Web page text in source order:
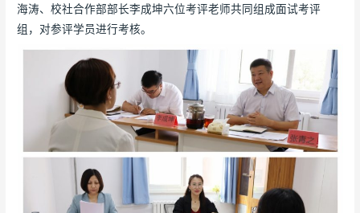
海涛、校社合作部部长李成坤六位考评老师共同组成面试考评
组，对参评学员进行考核。